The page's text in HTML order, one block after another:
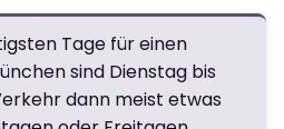
Tage für einen
sind Dienstag bis
dann meist etwas